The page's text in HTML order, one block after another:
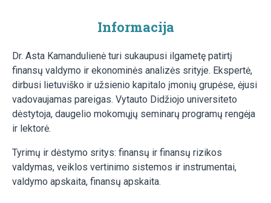
Informacija
Dr. Asta Kamandulienė turi sukaupusi ilgametę patirtį
finansų valdymo ir ekonominės analizės srityje. Ekspertė,
dirbusi lietuviško ir užsienio kapitalo įmonių grupėse, ėjusi
vadovaujamas pareigas. Vytauto Didžiojo universiteto
dėstytoja, daugelio mokomųjų seminarų programų rengėja
ir lektorė.
Tyrimų ir dėstymo sritys: finansų ir finansų rizikos
valdymas, veiklos vertinimo sistemos ir instrumentai,
valdymo apskaita, finansų apskaita.